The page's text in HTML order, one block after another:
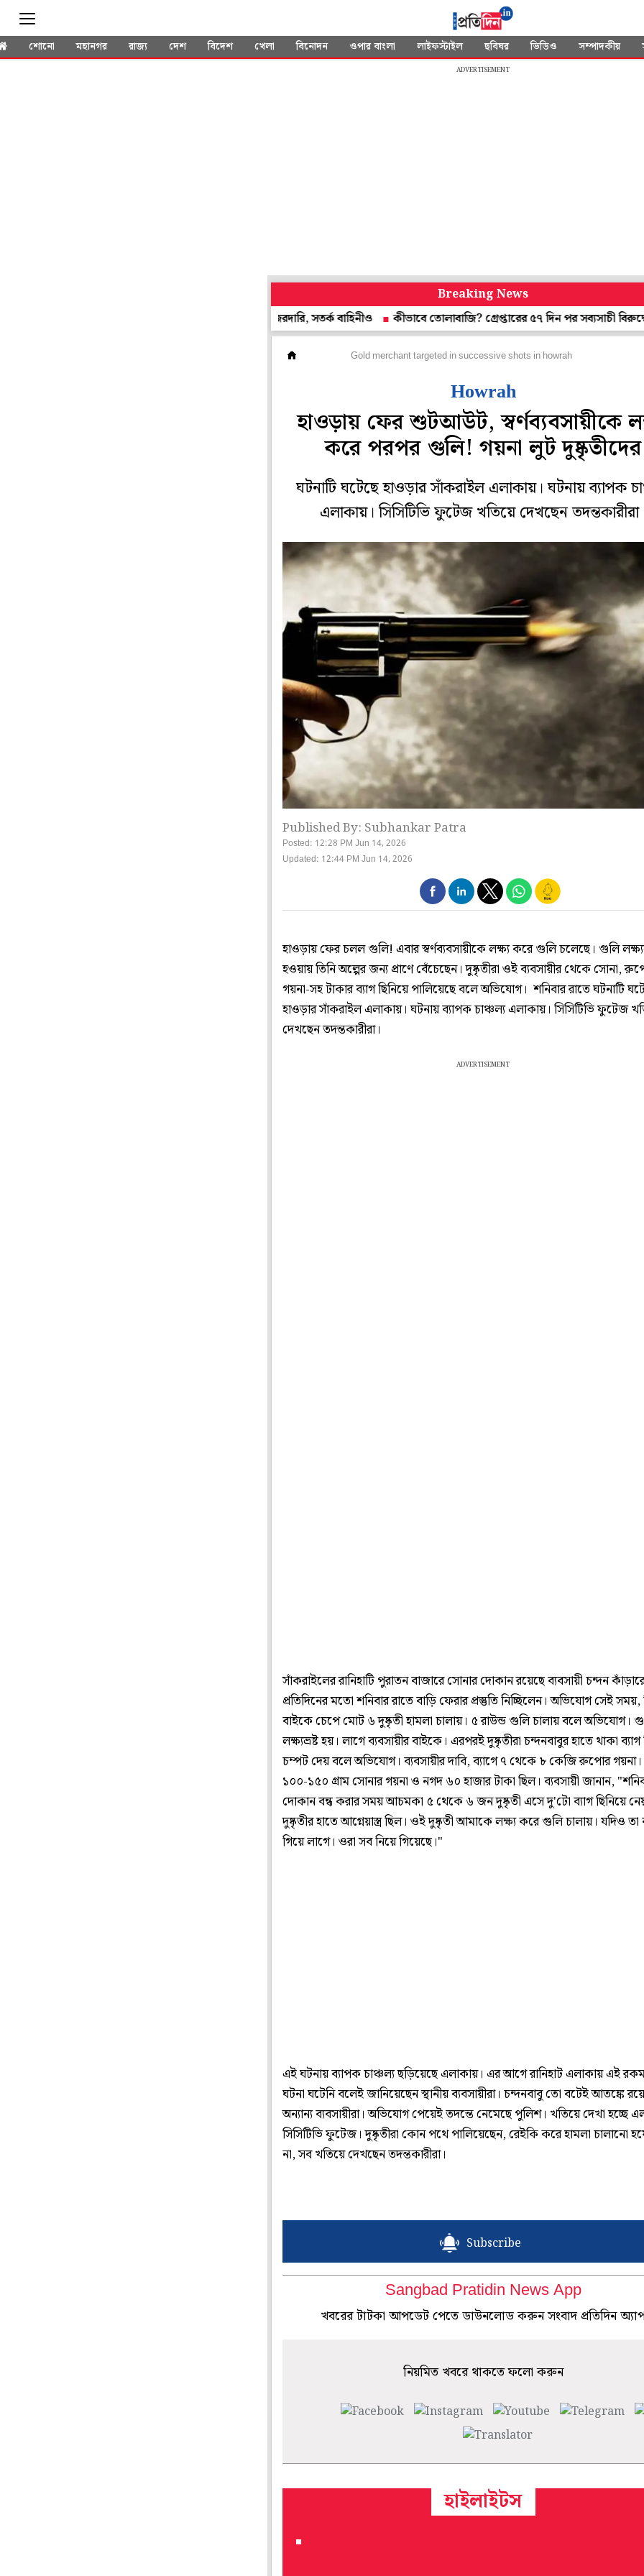
শোনো মহানগর রাজ্য দেশ বিদেশ খেলা বিনোদন ওপার বাংলা লাইফস্টাইল ছবিঘর ভিডিও সম্পাদকীয়
ADVERTISEMENT
Breaking News
ছড়াতে পারে ভারতেও! সীমান্তে আরও কড়া নজরদারি, সতর্ক বাহিনীও
কীভাবে তোলাবাজি? গ্রেপ্তারের ৫৭ দিন পর সব্যসাচী বিরুদ্ধে
Gold merchant targeted in successive shots in howrah
Howrah
হাওড়ায় ফের শুটআউট, স্বর্ণব্যবসায়ীকে
করে পরপর গুলি! গয়না লুট দুষ্কৃতীদের
ঘটনাটি ঘটেছে হাওড়ার সাঁকরাইল এলাকায়। ঘটনায় ব্যাপক
এলাকায়। সিসিটিভি ফুটেজ খতিয়ে দেখছেন
Published By: Subhankar Patra
Posted: 12:28 PM Jun 14, 2026
Updated: 12:44 PM Jun 14, 2026
হাওড়ায় ফের চলল গুলি! এবার স্বর্ণব্যবসায়ীকে লক্ষ্য করে গুলি চলেছে। গুলি
হওয়ায় তিনি অল্পের জন্য প্রাণে বেঁচেছেন। দুষ্কৃতীরা ওই ব্যবসায়ীর থেকে সোনা,
গয়না-সহ টাকার ব্যাগ ছিনিয়ে পালিয়েছে বলে অভিযোগ। শনিবার রাতে ঘটনাটি
হাওড়ার সাঁকরাইল এলাকায়। ঘটনায় ব্যাপক চাঞ্চল্য এলাকায়। সিসিটিভি ফুটেজ
দেখছেন তদন্তকারীরা।
ADVERTISEMENT
সাঁকরাইলের রানিহাটি পুরাতন বাজারে সোনার দোকান রয়েছে ব্যবসায়ী চন্দন
প্রতিদিনের মতো শনিবার রাতে বাড়ি ফেরার প্রস্তুতি নিচ্ছিলেন। অভিযোগ সেই সময়,
বাইকে চেপে মোট ৬ দুষ্কৃতী হামলা চালায়। ৫ রাউন্ড গুলি চালায় বলে অভিযোগ।
লক্ষ্যভ্রষ্ট হয়। লাগে ব্যবসায়ীর বাইকে। এরপরই দুষ্কৃতীরা চন্দনবাবুর হাতে থাকা ব্যাগ
চম্পট দেয় বলে অভিযোগ। ব্যবসায়ীর দাবি, ব্যাগে ৭ থেকে ৮ কেজি রুপোর গয়না।
১০০-১৫০ গ্রাম সোনার গয়না ও নগদ ৬০ হাজার টাকা ছিল। ব্যবসায়ী জানান,
দোকান বন্ধ করার সময় আচমকা ৫ থেকে ৬ জন দুষ্কৃতী এসে দু'টো ব্যাগ ছিনিয়ে
দুষ্কৃতীর হাতে আগ্নেয়াস্ত্র ছিল। ওই দুষ্কৃতী আমাকে লক্ষ্য করে গুলি চালায়। যদিও
গিয়ে লাগে। ওরা সব নিয়ে গিয়েছে।"
এই ঘটনায় ব্যাপক চাঞ্চল্য ছড়িয়েছে এলাকায়। এর আগে রানিহাট এলাকায় এই
ঘটনা ঘটেনি বলেই জানিয়েছেন স্থানীয় ব্যবসায়ীরা। চন্দনবাবু তো বটেই আতঙ্কে
অন্যান্য ব্যবসায়ীরা। অভিযোগ পেয়েই তদন্তে নেমেছে পুলিশ। খতিয়ে দেখা হচ্ছে
সিসিটিভি ফুটেজ। দুষ্কৃতীরা কোন পথে পালিয়েছেন, রেইকি করে হামলা চালানো
না, সব খতিয়ে দেখছেন তদন্তকারীরা।
Subscribe
Sangbad Pratidin News App
খবরের টাটকা আপডেট পেতে ডাউনলোড করুন সংবাদ প্রতিদিন
নিয়মিত খবরে থাকতে ফলো করুন
হাইলাইটস